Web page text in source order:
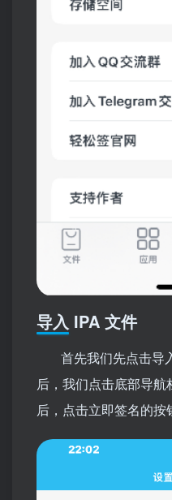
导入 IPA 文件
首先我们先点击导
后，我们点击底部导
后，点击立即签名的按